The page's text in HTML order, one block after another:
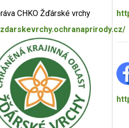
CHKO Žďárské vrchy